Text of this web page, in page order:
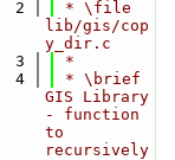
2
* \file
lib/gis/cop
y_dir.c
3
*
4
* \brief
GIS Library
- function
to
recursively